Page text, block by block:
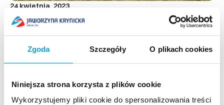
Zgoda Szczegóły O plikach cookies
Niniejsza strona korzysta z plików cookie
Wykorzystujemy pliki cookie do spersonalizowania treści
24 kwietnia, 2023
Wycieczka krajoznawcza z
Przewodnikiem PTTK
Zapraszamy na wycieczkę krajoznawczą z
Aktywnie na Jaworzynie. ...
Czytaj więcej